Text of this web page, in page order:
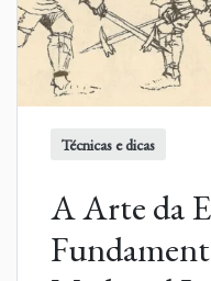
Técnicas e dicas
A Arte da